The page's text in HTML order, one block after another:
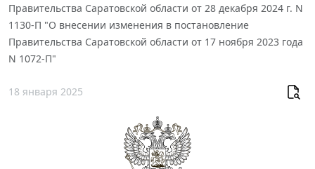
Правительства Саратовской области от 28 декабря 2024 г. N
1130-П "О внесении изменения в постановление
Правительства Саратовской области от 17 ноября 2023 года
N 1072-П"
18 января 2025